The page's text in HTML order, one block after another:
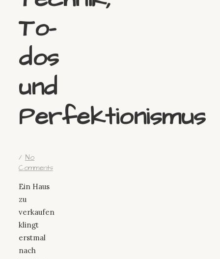
To-
dos
und
Perfektionismus
/ No
Comments
Ein Haus
zu
verkaufen
klingt
erstmal
nach